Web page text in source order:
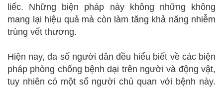
liếc. Những biện pháp này không những không
mang lại hiệu quả mà còn làm tăng khả năng nhiễm
trùng vết thương.
Hiện nay, đa số người dân đều hiểu biết về các biện
pháp phòng chống bệnh dại trên người và động vật,
tuy nhiên có một số người chủ quan với bệnh này.